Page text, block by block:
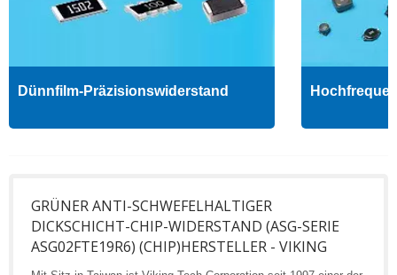
Dünnfilm-Präzisionswiderstand
GRÜNER ANTI-SCHWEFELHALTIGER
DICKSCHICHT-CHIP-WIDERSTAND (ASG-SERIE
ASG02FTE19R6) (CHIP)HERSTELLER - VIKING